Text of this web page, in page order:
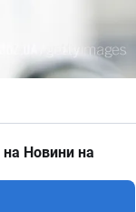
на Новини на